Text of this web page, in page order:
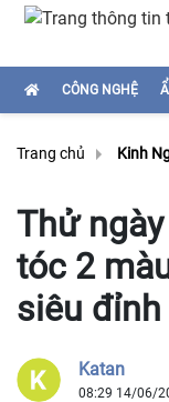
CÔNG NGHỆ
Trang chủ Kinh
Thử
tóc 2
siêu đỉnh
Katan
08:29 14/06/